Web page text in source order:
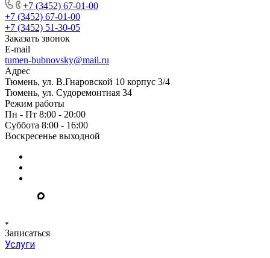
+7 (3452) 67-01-00
+7 (3452) 67-01-00
+7 (3452) 51-30-05
Заказать звонок
E-mail
tumen-bubnovsky@mail.ru
Адрес
Тюмень, ул. В.Гнаровской 10 корпус 3/4
Тюмень, ул. Судоремонтная 34
Режим работы
Пн - Пт 8:00 - 20:00
Суббота 8:00 - 16:00
Воскресенье выходной
Записаться
Услуги